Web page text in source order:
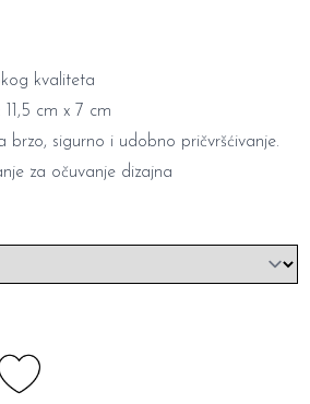
kvaliteta
cm x 7 cm
brzo, sigurno i udobno pričvršćivanje.
za očuvanje dizajna